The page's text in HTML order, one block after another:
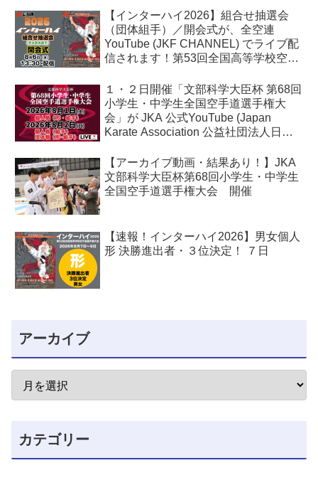
【インターハイ2026】組合せ抽選会
（団体組手）／開会式が、全空連
YouTube (JKF CHANNEL) でライブ配
信されます！第53回全国高等学校空手
１・２日開催「文部科学大臣杯 第68回
小学生・中学生全国空手道選手権大
会」が JKA 公式YouTube (Japan
Karate Association 公益社団法人日本
【アーカイブ動画・結果あり！】JKA
文部科学大臣杯第68回小学生・中学生
全国空手道選手権大会 開催
【速報！インターハイ2026】男女個人
形 決勝進出者・３位決定！ ７日
アーカイブ
カテゴリー